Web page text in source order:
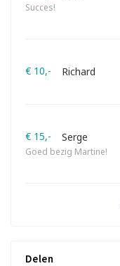
Succes!
€ 10,- Richard
€ 15,- Serge
Goed bezig Martine!
Delen